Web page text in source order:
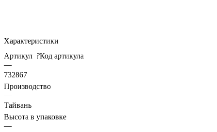
Характеристики
Артикул
—
732867
Производство
—
Тайвань